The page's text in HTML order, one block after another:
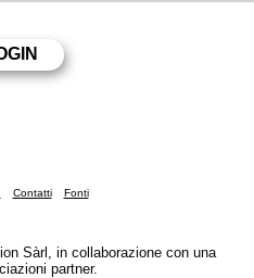
Contatti Fonti
Sàrl, in collaborazione con una
partner.